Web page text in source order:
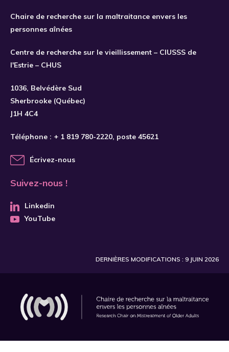
Chaire de recherche sur la maltraitance envers les
personnes aînées
Centre de recherche sur le vieillissement – CIUSSS de
l'Estrie – CHUS
1036, Belvédère Sud
Sherbrooke (Québec)
J1H 4C4
Téléphone : + 1 819 780-2220, poste 45621
Écrivez-nous
Suivez-nous !
Linkedin
YouTube
DERNIÈRES MODIFICATIONS : 9 JUIN 2026